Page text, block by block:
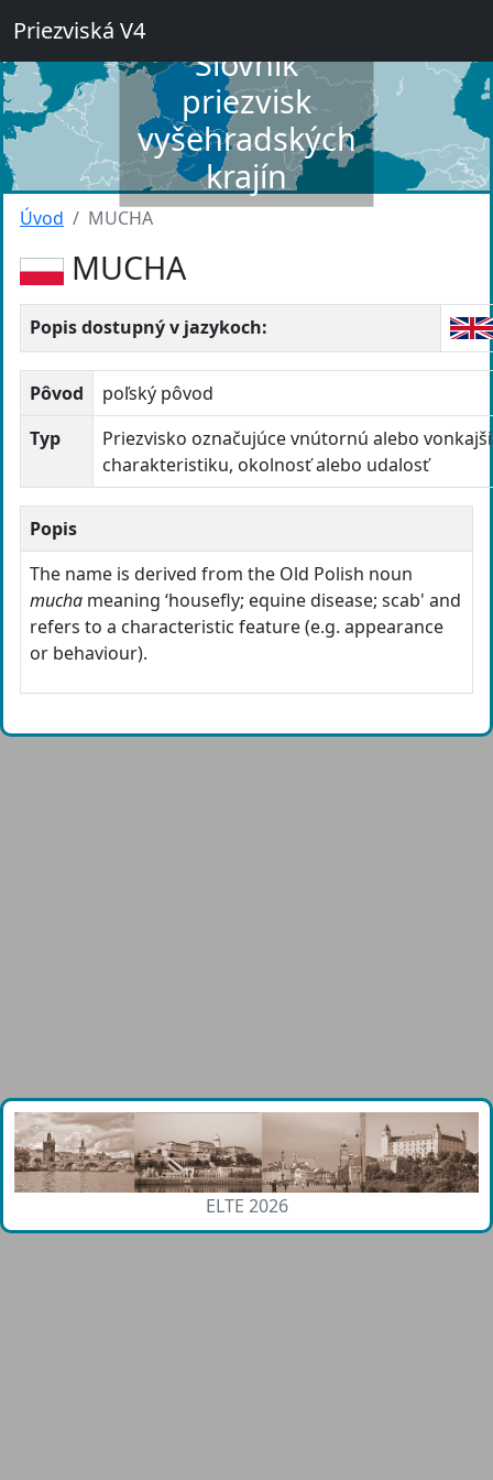
Priezviská V4
Slovník
priezvisk
vyšehradských
krajín
Úvod MUCHA
MUCHA
Popis dostupný v jazykoch:
Pôvod
poľský pôvod
Typ
Priezvisko označujúce vnútornú alebo
charakteristiku, okolnosť alebo udalosť
Popis
The name is derived from the Old Polish noun
mucha meaning ‘housefly; equine disease; scab' and
refers to a characteristic feature (e.g. appearance
or behaviour).
ELTE 2026